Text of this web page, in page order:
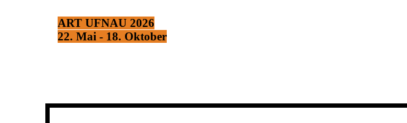
ART UFNAU 2026
22. Mai - 18. Oktober